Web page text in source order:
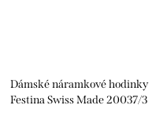
Dámské náramkové hodinky
Festina Swiss Made 20037/3